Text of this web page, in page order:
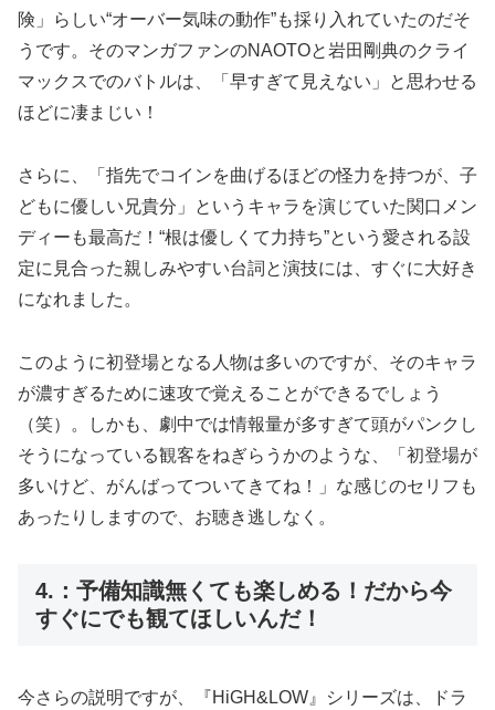
険」らしい“オーバー気味の動作”も採り入れていたのだそ
うです。そのマンガファンのNAOTOと岩田剛典のクライ
マックスでのバトルは、「早すぎて見えない」と思わせる
ほどに凄まじい！
さらに、「指先でコインを曲げるほどの怪力を持つが、子
どもに優しい兄貴分」というキャラを演じていた関口メン
ディーも最高だ！“根は優しくて力持ち”という愛される設
定に見合った親しみやすい台詞と演技には、すぐに大好き
になれました。
このように初登場となる人物は多いのですが、そのキャラ
が濃すぎるために速攻で覚えることができるでしょう
（笑）。しかも、劇中では情報量が多すぎて頭がパンクし
そうになっている観客をねぎらうかのような、「初登場が
多いけど、がんばってついてきてね！」な感じのセリフも
あったりしますので、お聴き逃しなく。
4.：予備知識無くても楽しめる！だから今
すぐにでも観てほしいんだ！
今さらの説明ですが、『HiGH&LOW』シリーズは、ドラ